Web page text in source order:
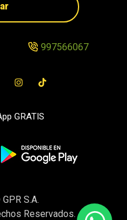
997566067
GRATIS
S.A.
Reservados.